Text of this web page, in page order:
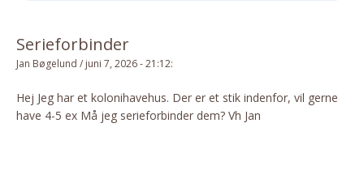
HANDYMAN
Tips Og Tricks
Kemi
Andet
Serieforbinder
Jan Bøgelund / juni 7, 2026 - 21:12:
Hej Jeg har et kolonihavehus. Der er et stik indenfor, vil gerne
have 4-5 ex Må jeg serieforbinder dem? Vh Jan